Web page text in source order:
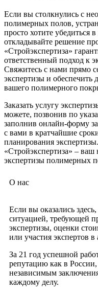
Если вы столкнулись с
полимерных полов,
просто хотите убедиться
откладывайте решение
«Стройэкспертиза»
ответственный подход к
Свяжитесь с нами прямо
экспертизы и обеспечить
вашего полимерного
Заказать услугу
можете, позвонив по
заполнив онлайн-форму
с вами в кратчайшие
планирования
«Стройэкспертиза» –
экспертизы полимерных
О нас
Если вы оказались
ситуацией, требующей
экспертизы, оценки
или участия экспертов
За 21 год успешной
репутацию как в России,
независимым
каждому делу.